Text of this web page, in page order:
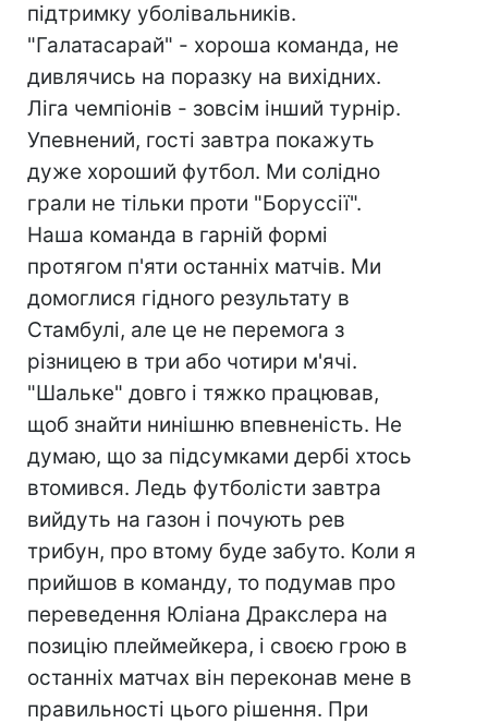
підтримку уболівальників.
"Галатасарай" - хороша команда, не
дивлячись на поразку на вихідних.
Ліга чемпіонів - зовсім інший турнір.
Упевнений, гості завтра покажуть
дуже хороший футбол. Ми солідно
грали не тільки проти "Боруссії".
Наша команда в гарній формі
протягом п'яти останніх матчів. Ми
домоглися гідного результату в
Стамбулі, але це не перемога з
різницею в три або чотири м'ячі.
"Шальке" довго і тяжко працював,
щоб знайти нинішню впевненість. Не
думаю, що за підсумками дербі хтось
втомився. Ледь футболісти завтра
вийдуть на газон і почують рев
трибун, про втому буде забуто. Коли я
прийшов в команду, то подумав про
переведення Юліана Дракслера на
позицію плеймейкера, і своєю грою в
останніх матчах він переконав мене в
правильності цього рішення. При